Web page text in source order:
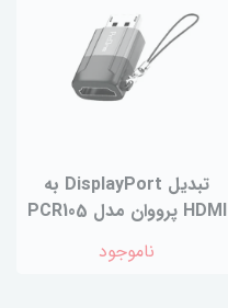
تبدیل DisplayPort به
HDMI پرووان مدل PCR105
ناموجود